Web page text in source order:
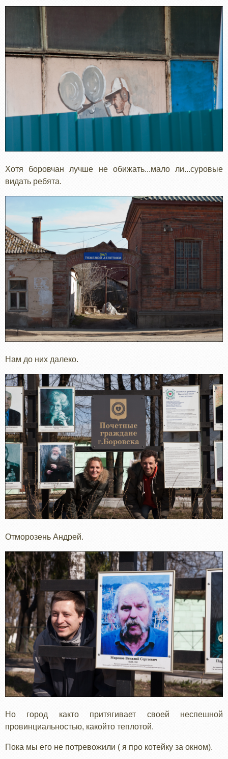
Хотя боровчан лучше не обижать...мало ли...суровые
видать ребята.
Нам до них далеко.
Отморозень Андрей.
Но город както притягивает своей неспешной
провинциальностью, какойто теплотой.
Пока мы его не потревожили ( я про котейку за окном).